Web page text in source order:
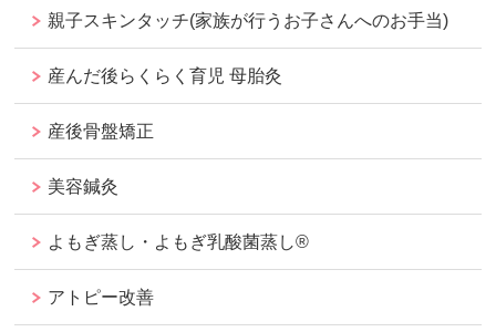
親子スキンタッチ(家族が行うお子さんへのお手当)
産んだ後らくらく育児 母胎灸
産後骨盤矯正
美容鍼灸
よもぎ蒸し・よもぎ乳酸菌蒸し®︎
アトピー改善